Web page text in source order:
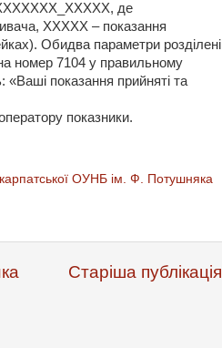
де
ХХХХХ – показання
Обидва параметри розділені
номер 7104 у правильному
показання прийняті та
показники.
ОУНБ ім. Ф. Потушняка
Старіша публікація